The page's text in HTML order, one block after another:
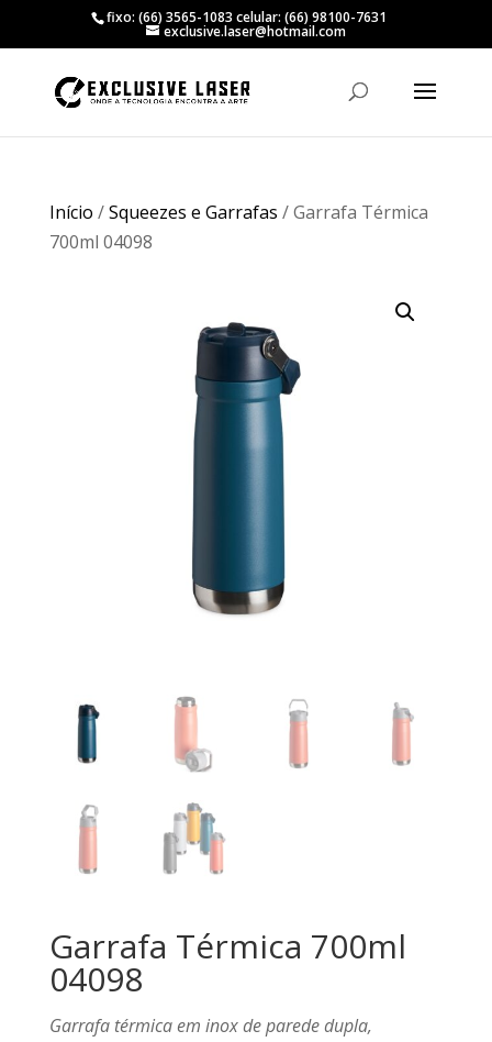
fixo: (66) 3565-1083 celular: (66) 98100-7631
exclusive.laser@hotmail.com
Início /Squeezes e Garrafas / Garrafa Térmica
700ml 04098
Garrafa Térmica 700ml
04098
Garrafa térmica em inox de parede dupla,